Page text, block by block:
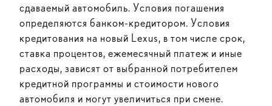
сдаваемый автомобиль. Условия погашения
определяются банком-кредитором. Условия
кредитования на новый Lexus, в том числе срок,
ставка процентов, ежемесячный платеж и иные
расходы, зависят от выбранной потребителем
кредитной программы и стоимости нового
автомобиля и могут увеличиться при смене.